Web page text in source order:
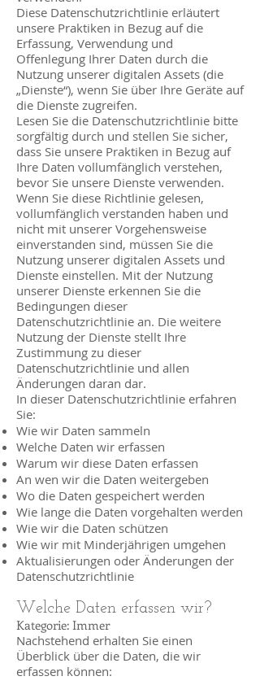
Diese Datenschutzrichtlinie erläutert
unsere Praktiken in Bezug auf die
Erfassung, Verwendung und
Offenlegung Ihrer Daten durch die
Nutzung unserer digitalen Assets (die
„Dienste“), wenn Sie über Ihre Geräte auf
die Dienste zugreifen.
Lesen Sie die Datenschutzrichtlinie bitte
sorgfältig durch und stellen Sie sicher,
dass Sie unsere Praktiken in Bezug auf
Ihre Daten vollumfänglich verstehen,
bevor Sie unsere Dienste verwenden.
Wenn Sie diese Richtlinie gelesen,
vollumfänglich verstanden haben und
nicht mit unserer Vorgehensweise
einverstanden sind, müssen Sie die
Nutzung unserer digitalen Assets und
Dienste einstellen. Mit der Nutzung
unserer Dienste erkennen Sie die
Bedingungen dieser
Datenschutzrichtlinie an. Die weitere
Nutzung der Dienste stellt Ihre
Zustimmung zu dieser
Datenschutzrichtlinie und allen
Änderungen daran dar.
In dieser Datenschutzrichtlinie erfahren
Sie:
Wie wir Daten sammeln
Welche Daten wir erfassen
Warum wir diese Daten erfassen
An wen wir die Daten weitergeben
Wo die Daten gespeichert werden
Wie lange die Daten vorgehalten werden
Wie wir die Daten schützen
Wie wir mit Minderjährigen umgehen
Aktualisierungen oder Änderungen der
Datenschutzrichtlinie
Welche Daten erfassen wir?
Kategorie: Immer
Nachstehend erhalten Sie einen
Überblick über die Daten, die wir
erfassen können: